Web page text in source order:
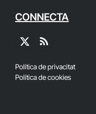
CONNECTA
X
RSS
Política de privacitat
Política de cookies